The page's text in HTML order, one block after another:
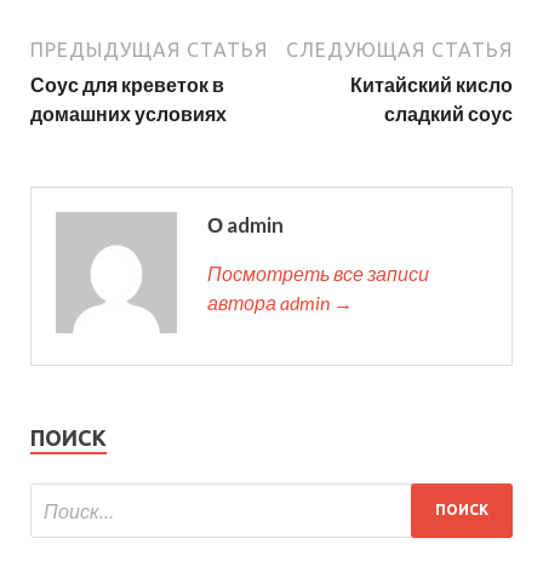
ПРЕДЫДУЩАЯ СТАТЬЯ
Соус для креветок в
домашних условиях
СЛЕДУЮЩАЯ СТАТЬЯ
Китайский кисло
сладкий соус
О admin
Посмотреть все записи
автора admin →
ПОИСК